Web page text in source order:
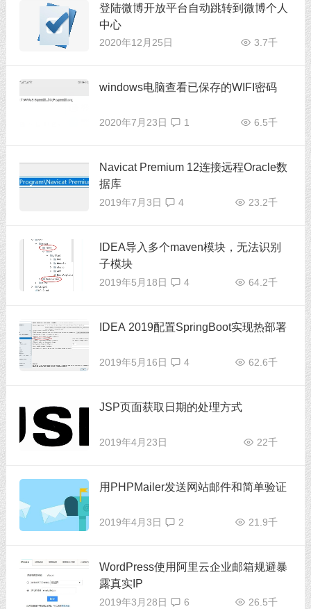
登陆微博开放平台自动跳转到微博个人
中心
2020年12月25日 3.7千
windows电脑查看已保存的WIFI密码
2020年7月23日 6.5千
1
Navicat Premium 12连接远程Oracle数
据库
2019年7月3日 23.2千
4
IDEA导入多个maven模块，无法识别
子模块
2019年5月18日 64.2千
4
IDEA 2019配置SpringBoot实现热部署
2019年5月16日 62.6千
4
JSP页面获取日期的处理方式
2019年4月23日 22千
用PHPMailer发送网站邮件和简单验证
2019年4月3日 21.9千
2
WordPress使用阿里云企业邮箱规避暴
露真实IP
2019年3月28日 26.5千
6